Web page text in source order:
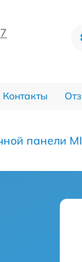
Контакты
панели